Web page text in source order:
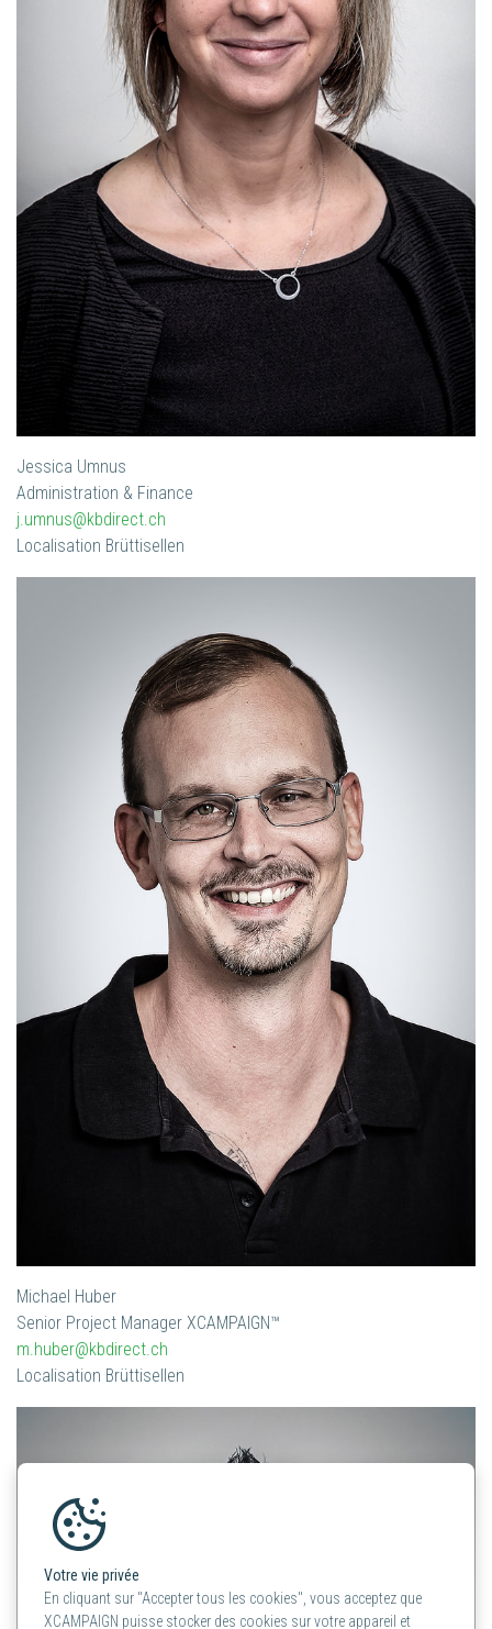
Jessica Umnus
Administration & Finance
j.umnus@kbdirect.ch
Localisation Brüttisellen
Michael Huber
Senior Project Manager XCAMPAIGN™
m.huber@kbdirect.ch
Localisation Brüttisellen
Votre vie privée
En cliquant sur "Accepter tous les cookies", vous acceptez que
XCAMPAIGN puisse stocker des cookies sur votre appareil et